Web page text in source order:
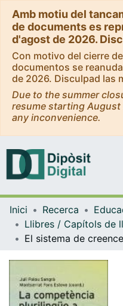
Amb motiu del
de documents es
d'agost de 2026.
Con motivo del cierre
documentos se
de 2026. Disculpad las
Due to the summer
resume starting
any inconvenience.
Inici Recerca